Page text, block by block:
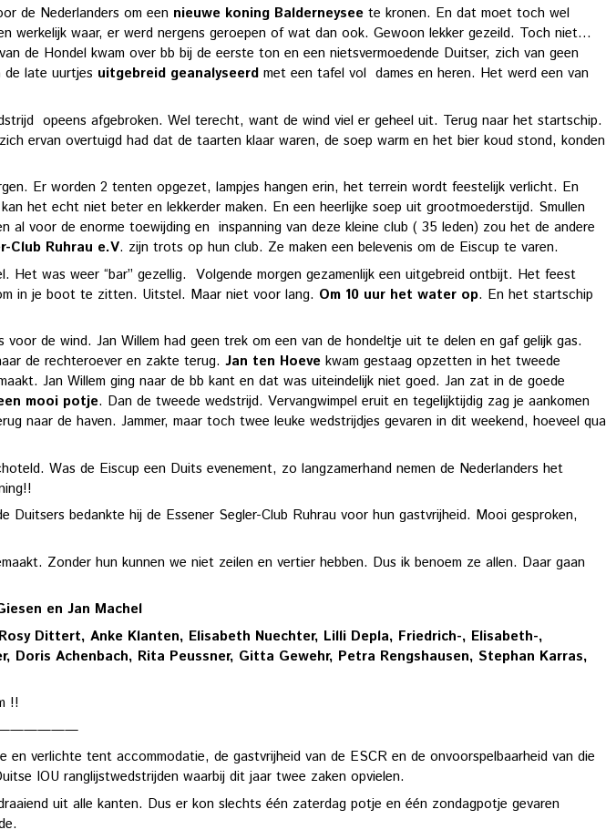
de Nederlanders om een nieuwe koning Balderneysee te kronen. En dat moet toch wel
waar, er werd nergens geroepen of wat dan ook. Gewoon lekker gezeild. Toch niet…
de Hondel kwam over bb bij de eerste ton en een nietsvermoedende Duitser, zich van geen
de late uurtjes uitgebreid geanalyseerd met een tafel vol dames en heren. Het werd een van
opeens afgebroken. Wel terecht, want de wind viel er geheel uit. Terug naar het startschip.
ervan overtuigd had dat de taarten klaar waren, de soep warm en het bier koud stond, konden
Er worden 2 tenten opgezet, lampjes hangen erin, het terrein wordt feestelijk verlicht. En
het echt niet beter en lekkerder maken. En een heerlijke soep uit grootmoederstijd. Smullen
al voor de enorme toewijding en inspanning van deze kleine club ( 35 leden) zou het de andere
Club Ruhrau e.V. zijn trots op hun club. Ze maken een belevenis om de Eiscup te varen.
was weer “bar” gezellig. Volgende morgen gezamenlijk een uitgebreid ontbijt. Het feest
in je boot te zitten. Uitstel. Maar niet voor lang. Om 10 uur het water op. En het startschip
de wind. Jan Willem had geen trek om een van de hondeltje uit te delen en gaf gelijk gas.
de rechteroever en zakte terug. Jan ten Hoeve kwam gestaag opzetten in het tweede
Jan Willem ging naar de bb kant en dat was uiteindelijk niet goed. Jan zat in de goede
mooi potje. Dan de tweede wedstrijd. Vervangwimpel eruit en tegelijktijdig zag je aankomen
de haven. Jammer, maar toch twee leuke wedstrijdjes gevaren in dit weekend, hoeveel qua
Was de Eiscup een Duits evenement, zo langzamerhand nemen de Nederlanders het
Duitsers bedankte hij de Essener Segler-Club Ruhrau voor hun gastvrijheid. Mooi gesproken,
Zonder hun kunnen we niet zeilen en vertier hebben. Dus ik benoem ze allen. Daar gaan
en Jan Machel
Dittert, Anke Klanten, Elisabeth Nuechter, Lilli Depla, Friedrich-, Elisabeth-,
Achenbach, Rita Peussner, Gitta Gewehr, Petra Rengshausen, Stephan Karras,
!!
verlichte tent accommodatie, de gastvrijheid van de ESCR en de onvoorspelbaarheid van die
IOU ranglijstwedstrijden waarbij dit jaar twee zaken opvielen.
uit alle kanten. Dus er kon slechts één zaterdag potje en één zondagpotje gevaren